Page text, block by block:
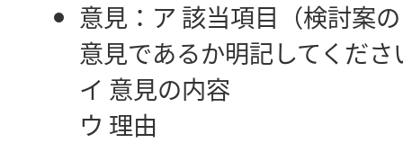
意見：ア 該当項目（検討案
意見であるか明記してくださ
イ 意見の内容
ウ 理由